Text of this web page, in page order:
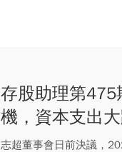
存股助理第475
機，資本支出
志超董事會日前決議，